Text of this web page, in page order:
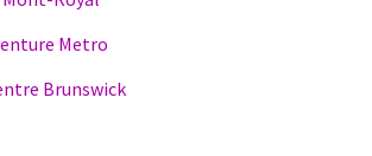
Metro
Brunswick